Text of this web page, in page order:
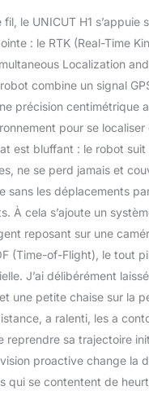
le UNICUT H1 s’appuie
: le RTK (Real-Time
Localization
combine un signal
précision centimétrique
pour se
est bluffant : le robot
ne se perd jamais et
sans les déplacements
À cela s’ajoute un
reposant sur une
(Time-of-Flight), le tout
J’ai délibérément
une petite chaise sur la
a ralenti, les a
reprendre sa trajectoire
proactive change la
qui se contentent de